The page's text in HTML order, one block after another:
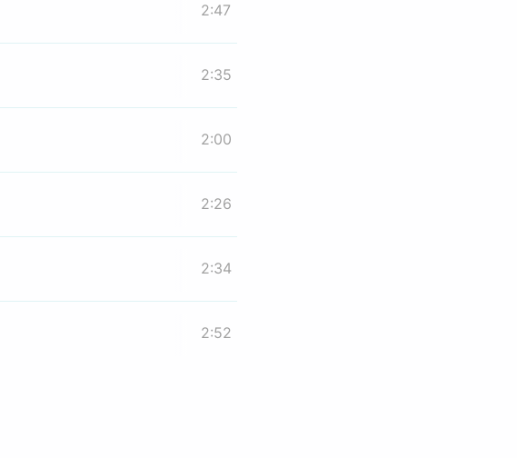
2:47
2:35
2:00
2:26
2:34
2:52